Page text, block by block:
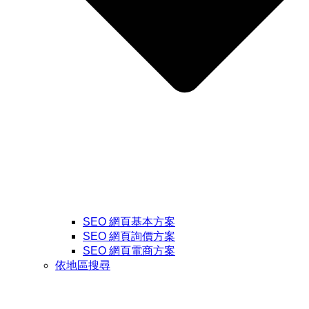
SEO 網頁基本方案
SEO 網頁詢價方案
SEO 網頁電商方案
依地區搜尋